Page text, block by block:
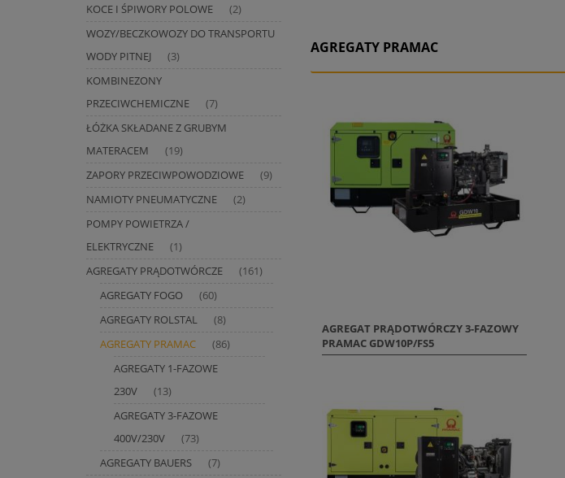
KOCE I ŚPIWORY POLOWE (2)
WOZY/BECZKOWOZY DO TRANSPORTU
WODY PITNEJ
(3)
KOMBINEZONY
PRZECIWCHEMICZNE
(7)
ŁÓŻKA SKŁADANE Z GRUBYM
MATERACEM
(19)
ZAPORY PRZECIWPOWODZIOWE (9)
NAMIOTY PNEUMATYCZNE (2)
POMPY POWIETRZA /
ELEKTRYCZNE
(1)
AGREGATY PRĄDOTWÓRCZE (161)
AGREGATY FOGO (60)
AGREGATY ROLSTAL (8)
AGREGATY PRAMAC (86)
AGREGATY 1-FAZOWE
230V
(13)
AGREGATY 3-FAZOWE
400V/230V
(73)
AGREGATY BAUERS (7)
AGREGATY PRAMAC
AGREGAT PRĄDOTWÓRCZY 3-FAZOWY
PRAMAC GDW10P/FS5